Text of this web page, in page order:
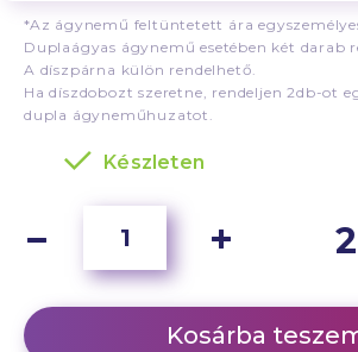
*Az ágynemű feltüntetett ára
Duplaágyas ágynemű esetében két darab
A díszpárna külön rendelhető.
Ha díszdobozt szeretne, rendeljen 2db-ot
dupla ágyneműhuzatot.
Készleten
Kosárba